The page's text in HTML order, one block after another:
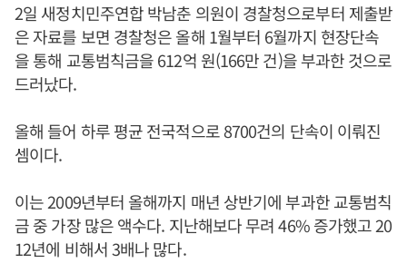
2일 새정치민주연합 박남춘 의원이 경찰청으로부터 제출받
은 자료를 보면 경찰청은 올해 1월부터 6월까지 현장단속
을 통해 교통범칙금을 612억 원(166만 건)을 부과한 것으로
드러났다.
올해 들어 하루 평균 전국적으로 8700건의 단속이 이뤄진
셈이다.
이는 2009년부터 올해까지 매년 상반기에 부과한 교통범칙
금 중 가장 많은 액수다. 지난해보다 무려 46% 증가했고 20
12년에 비해서 3배나 많다.